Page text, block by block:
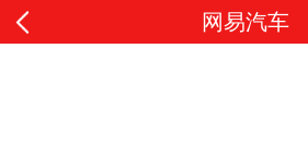
网易汽车